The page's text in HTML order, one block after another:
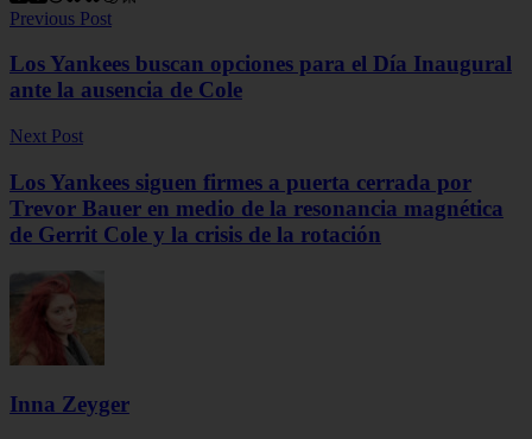
Previous Post
Los Yankees buscan opciones para el Día Inaugural
ante la ausencia de Cole
Next Post
Los Yankees siguen firmes a puerta cerrada por
Trevor Bauer en medio de la resonancia magnética
de Gerrit Cole y la crisis de la rotación
Inna Zeyger